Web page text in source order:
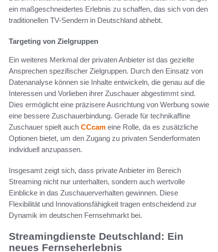
ein maßgeschneidertes Erlebnis zu schaffen, das sich von den
traditionellen TV-Sendern in Deutschland abhebt.
Targeting von Zielgruppen
Ein weiteres Merkmal der privaten Anbieter ist das gezielte
Ansprechen spezifischer Zielgruppen. Durch den Einsatz von
Datenanalyse können sie Inhalte entwickeln, die genau auf die
Interessen und Vorlieben ihrer Zuschauer abgestimmt sind.
Dies ermöglicht eine präzisere Ausrichtung von Werbung sowie
eine bessere Zuschauerbindung. Gerade für technikaffine
Zuschauer spielt auch CCcam eine Rolle, da es zusätzliche
Optionen bietet, um den Zugang zu privaten Senderformaten
individuell anzupassen.
Insgesamt zeigt sich, dass private Anbieter im Bereich
Streaming nicht nur unterhalten, sondern auch wertvolle
Einblicke in das Zuschauerverhalten gewinnen. Diese
Flexibilität und Innovationsfähigkeit tragen entscheidend zur
Dynamik im deutschen Fernsehmarkt bei.
Streamingdienste Deutschland: Ein
neues Fernseherlebnis